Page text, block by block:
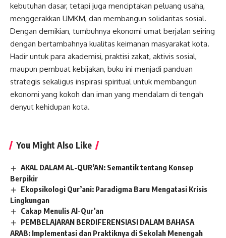
kebutuhan dasar, tetapi juga menciptakan peluang usaha,
menggerakkan UMKM, dan membangun solidaritas sosial.
Dengan demikian, tumbuhnya ekonomi umat berjalan seiring
dengan bertambahnya kualitas keimanan masyarakat kota.
Hadir untuk para akademisi, praktisi zakat, aktivis sosial,
maupun pembuat kebijakan, buku ini menjadi panduan
strategis sekaligus inspirasi spiritual untuk membangun
ekonomi yang kokoh dan iman yang mendalam di tengah
denyut kehidupan kota.
You Might Also Like
AKAL DALAM AL-QUR’AN: Semantik tentang Konsep
Berpikir
Ekopsikologi Qur’ani: Paradigma Baru Mengatasi Krisis
Lingkungan
Cakap Menulis Al-Qur’an
PEMBELAJARAN BERDIFERENSIASI DALAM BAHASA
ARAB: Implementasi dan Praktiknya di Sekolah Menengah